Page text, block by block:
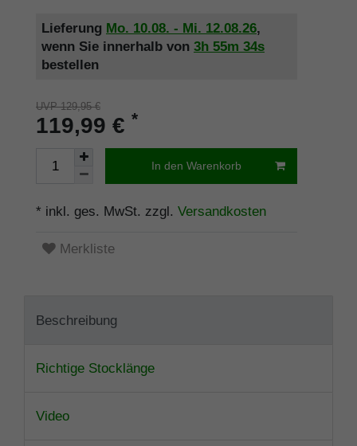
Lieferung Mo. 10.08. - Mi. 12.08.26,
wenn Sie innerhalb von 3h 55m 34s
bestellen
UVP 129,95 €
119,99 € *
In den Warenkorb
* inkl. ges. MwSt. zzgl. Versandkosten
Merkliste
Beschreibung
Richtige Stocklänge
Video